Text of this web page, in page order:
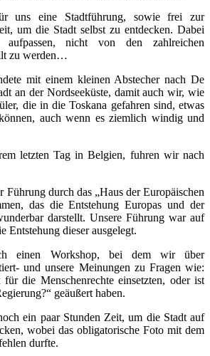
uns eine Stadtführung, sowie frei zur
um die Stadt selbst zu entdecken. Dabei
aufpassen, nicht von den zahlreichen
zu werden…
mit einem kleinen Abstecher nach De
an der Nordseeküste, damit auch wir, wie
die in die Toskana gefahren sind, etwas
auch wenn es ziemlich windig und
letzten Tag in Belgien, fuhren wir nach
Führung durch das „Haus der Europäischen
das die Entstehung Europas und der
darstellt. Unsere Führung war auf
Entstehung dieser ausgelegt.
einen Workshop, bei dem wir über
und unsere Meinungen zu Fragen wie:
die Menschenrechte einsetzten, oder ist
geäußert haben.
ein paar Stunden Zeit, um die Stadt auf
wobei das obligatorische Foto mit dem
durfte.